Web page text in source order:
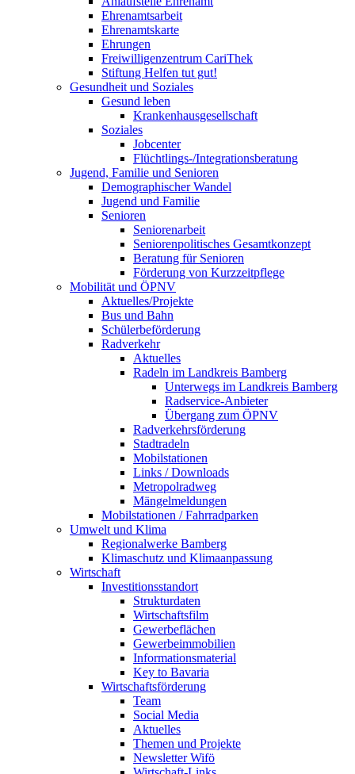
Ehrenamtsarbeit
Ehrenamtskarte
Ehrungen
Freiwilligenzentrum CariThek
Stiftung Helfen tut gut!
Gesundheit und Soziales
Gesund leben
Krankenhausgesellschaft
Soziales
Jobcenter
Flüchtlings-/Integrationsberatung
Jugend, Familie und Senioren
Demographischer Wandel
Jugend und Familie
Senioren
Seniorenarbeit
Seniorenpolitisches Gesamtkonzept
Beratung für Senioren
Förderung von Kurzzeitpflege
Mobilität und ÖPNV
Aktuelles/Projekte
Bus und Bahn
Schülerbeförderung
Radverkehr
Aktuelles
Radeln im Landkreis Bamberg
Unterwegs im Landkreis Bamberg
Radservice-Anbieter
Übergang zum ÖPNV
Radverkehrsförderung
Stadtradeln
Mobilstationen
Links / Downloads
Metropolradweg
Mängelmeldungen
Mobilstationen / Fahrradparken
Umwelt und Klima
Regionalwerke Bamberg
Klimaschutz und Klimaanpassung
Wirtschaft
Investitionsstandort
Strukturdaten
Wirtschaftsfilm
Gewerbeflächen
Gewerbeimmobilien
Informationsmaterial
Key to Bavaria
Wirtschaftsförderung
Team
Social Media
Aktuelles
Themen und Projekte
Newsletter Wifö